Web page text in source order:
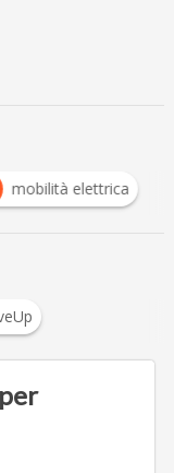
mobilità elettrica